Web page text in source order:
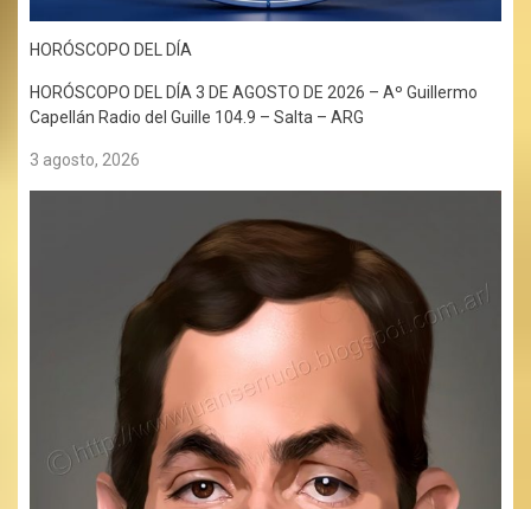
HORÓSCOPO DEL DÍA
HORÓSCOPO DEL DÍA 3 DE AGOSTO DE 2026 – Aº Guillermo
Capellán Radio del Guille 104.9 – Salta – ARG
3 agosto, 2026